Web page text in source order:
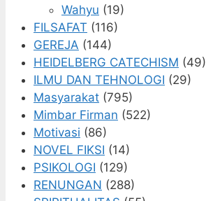
Wahyu (19)
FILSAFAT (116)
GEREJA (144)
HEIDELBERG CATECHISM (49)
ILMU DAN TEHNOLOGI (29)
Masyarakat (795)
Mimbar Firman (522)
Motivasi (86)
NOVEL FIKSI (14)
PSIKOLOGI (129)
RENUNGAN (288)